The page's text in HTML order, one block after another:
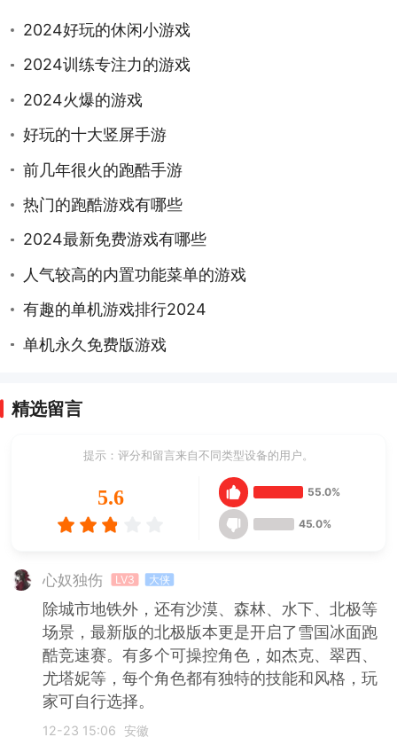
2024好玩的休闲小游戏
2024训练专注力的游戏
2024火爆的游戏
好玩的十大竖屏手游
前几年很火的跑酷手游
热门的跑酷游戏有哪些
2024最新免费游戏有哪些
人气较高的内置功能菜单的游戏
有趣的单机游戏排行2024
单机永久免费版游戏
精选留言
提示：评分和留言来自不同类型设备的用户。
5.6 55.0%
45.0%
心奴独伤 LV3 大侠
除城市地铁外，还有沙漠、森林、水下、北极等
场景，最新版的北极版本更是开启了雪国冰面跑
酷竞速赛。有多个可操控角色，如杰克、翠西、
尤塔妮等，每个角色都有独特的技能和风格，玩
家可自行选择。
12-23 15:06 安徽